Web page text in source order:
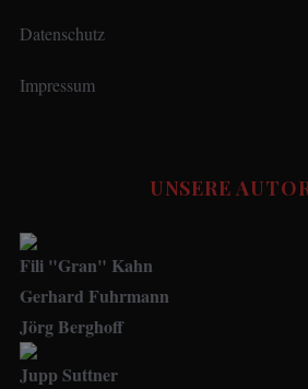
Datenschutz
Impressum
UNSERE
Fili "Gran" Kahn
Gerhard Fuhrmann
Jörg Berghoff
Jupp Suttner